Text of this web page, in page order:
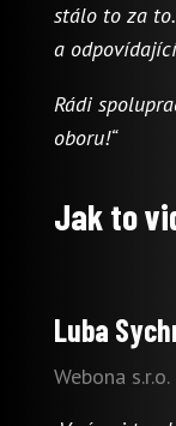
stálo to za
a
Rádi
oboru!“
Jak to
Luba
Webona s.r.o.